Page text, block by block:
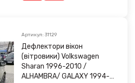
Артикул: 31129
Дефлектори вікон
(вітровики) Volkswagen
Sharan 1996-2010 /
ALHAMBRA/ GALAXY 1994-